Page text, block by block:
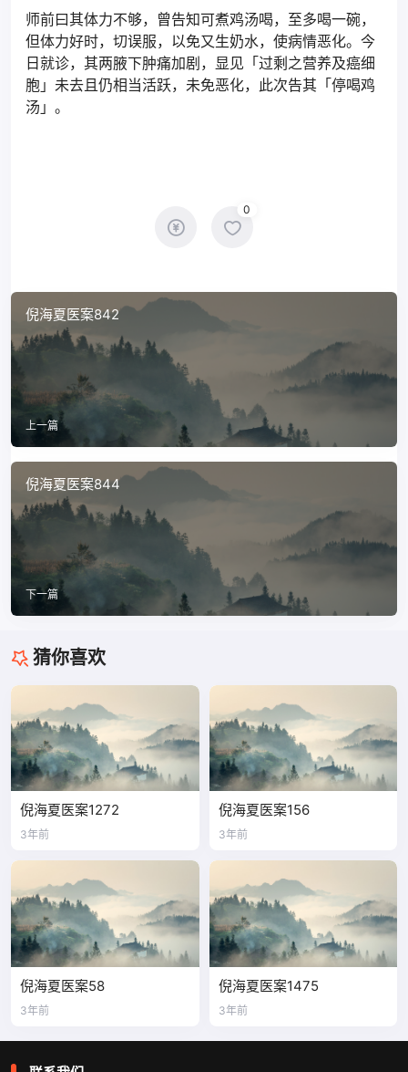
师前曰其体力不够，曾告知可煮鸡汤喝，至多喝一碗，
但体力好时，切误服，以免又生奶水，使病情恶化。今
日就诊，其两腋下肿痛加剧，显见「过剩之营养及癌细
胞」未去且仍相当活跃，未免恶化，此次告其「停喝鸡
汤」。
0
倪海夏医案842
上一篇
倪海夏医案844
下一篇
猜你喜欢
倪海夏医案1272
3年前
倪海夏医案156
3年前
倪海夏医案58
3年前
倪海夏医案1475
3年前